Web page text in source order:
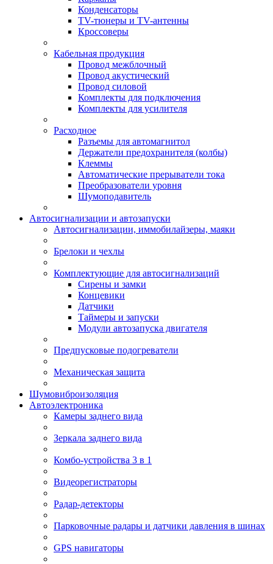
Конденсаторы
TV-тюнеры и TV-антенны
Кроссоверы
Кабельная продукция
Провод межблочный
Провод акустический
Провод силовой
Комплекты для подключения
Комплекты для усилителя
Расходное
Разъемы для автомагнитол
Держатели предохранителя (колбы)
Клеммы
Автоматические прерыватели тока
Преобразователи уровня
Шумоподавитель
Автосигнализации и автозапуски
Автосигнализации, иммобилайзеры, маяки
Брелоки и чехлы
Комплектующие для автосигнализаций
Сирены и замки
Концевики
Датчики
Таймеры и запуски
Модули автозапуска двигателя
Предпусковые подогреватели
Механическая защита
Шумовиброизоляция
Автоэлектроника
Камеры заднего вида
Зеркала заднего вида
Комбо-устройства 3 в 1
Видеорегистраторы
Радар-детекторы
Парковочные радары и датчики давления в шинах
GPS навигаторы